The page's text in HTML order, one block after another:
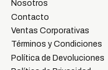
Nosotros
Contacto
Ventas Corporativas
Términos y Condiciones
Política de Devoluciones